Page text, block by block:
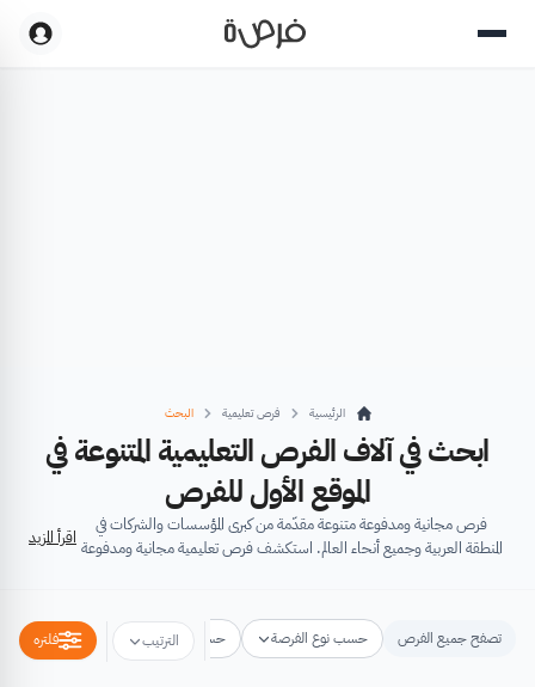
الرئيسية فرص تعليمية البحث
ابحث في آلاف الفرص التعليمية المتنوعة في
الموقع الأول للفرص
فرص مجانية ومدفوعة متنوعة مقدّمة من كبرى المؤسسات والشركات في
المنطقة العربية وجميع أنحاء العالم. استكشف فرص تعليمية مجانية ومدفوعة
الخبرات وبناء القدرات.
اقرأ المزيد
تصفح جميع الفرص حسب نوع الفرصة حسب مكان الفرصة حسب الترتيب فلتره